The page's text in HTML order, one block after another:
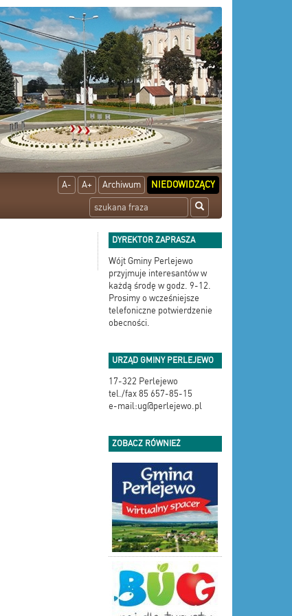
A- A+ Archiwum NIEDOWIDZĄCY
DYREKTOR ZAPRASZA
Wójt Gminy Perlejewo
przyjmuje interesantów w
każdą środę w godz. 9-12.
Prosimy o wcześniejsze
telefoniczne potwierdzenie
obecności.
URZĄD GMINY PERLEJEWO
17-322 Perlejewo
tel./fax 85 657-85-15
e-mail:ug@perlejewo.pl
ZOBACZ RÓWNIEŻ